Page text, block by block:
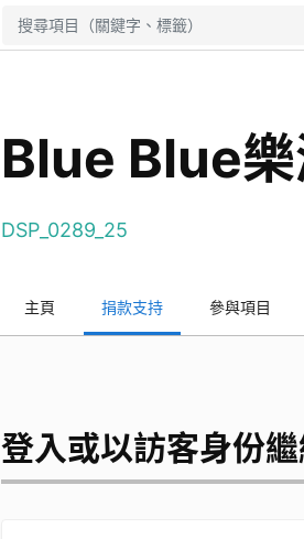
Blue Blue
DSP_0289_25
主頁 捐款支持 參與項目
登入或以訪客身份